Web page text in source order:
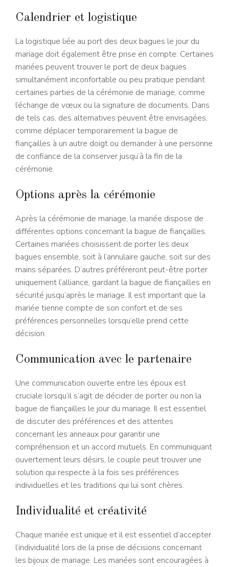
Calendrier et logistique
La logistique liée au port des deux bagues le jour du
mariage doit également être prise en compte. Certaines
mariées peuvent trouver le port de deux bagues
simultanément inconfortable ou peu pratique pendant
certaines parties de la cérémonie de mariage, comme
l’échange de vœux ou la signature de documents. Dans
de tels cas, des alternatives peuvent être envisagées,
comme déplacer temporairement la bague de
fiançailles à un autre doigt ou demander à une personne
de confiance de la conserver jusqu’à la fin de la
cérémonie.
Options après la cérémonie
Après la cérémonie de mariage, la mariée dispose de
différentes options concernant la bague de fiançailles.
Certaines mariées choisissent de porter les deux
bagues ensemble, soit à l’annulaire gauche, soit sur des
mains séparées. D’autres préféreront peut-être porter
uniquement l’alliance, gardant la bague de fiançailles en
sécurité jusqu’après le mariage. Il est important que la
mariée tienne compte de son confort et de ses
préférences personnelles lorsqu’elle prend cette
décision.
Communication avec le partenaire
Une communication ouverte entre les époux est
cruciale lorsqu’il s’agit de décider de porter ou non la
bague de fiançailles le jour du mariage. Il est essentiel
de discuter des préférences et des attentes
concernant les anneaux pour garantir une
compréhension et un accord mutuels. En communiquant
ouvertement leurs désirs, le couple peut trouver une
solution qui respecte à la fois ses préférences
individuelles et les traditions qui lui sont chères.
Individualité et créativité
Chaque mariée est unique et il est essentiel d’accepter
l’individualité lors de la prise de décisions concernant
les bijoux de mariage. Les mariées sont encouragées à